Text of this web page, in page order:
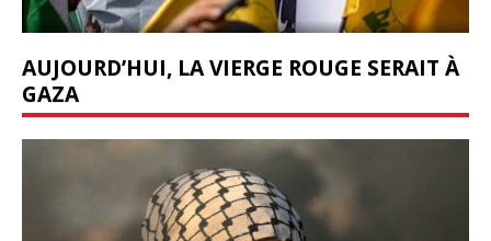
AUJOURD’HUI, LA VIERGE ROUGE SERAIT À
GAZA